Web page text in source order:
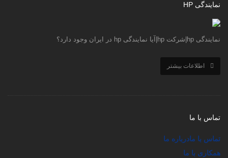
نمایندگی HP
نمایندگی hp|شرکت hp|آیا نمایندگی hp در ایران وجود دارد؟
اطلاعات بیشتر
تماس با ما
تماس با مادرباره ما
همکاری با ما